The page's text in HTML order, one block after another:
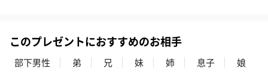
このプレゼントにおすすめのお相手
部下男性 弟 兄 妹 姉 息子
娘